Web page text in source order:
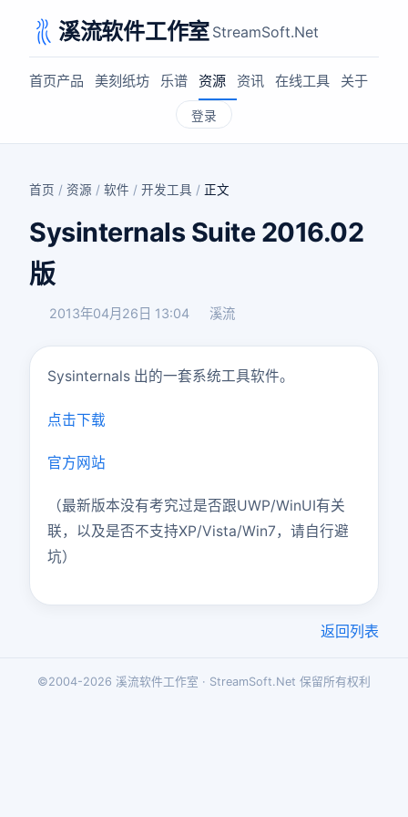
溪流软件工作室 StreamSoft.Net
首页产品 美刻纸坊 乐谱 资源 资讯 在线工具 关于
登录
首页 / 资源 / 软件 / 开发工具 / 正文
Sysinternals Suite 2016.02
版
2013年04月26日 13:04 溪流
Sysinternals 出的一套系统工具软件。
点击下载
官方网站
（最新版本没有考究过是否跟UWP/WinUI有关
联，以及是否不支持XP/Vista/Win7，请自行避
坑）
返回列表
©2004-2026 溪流软件工作室 · StreamSoft.Net 保留所有权利